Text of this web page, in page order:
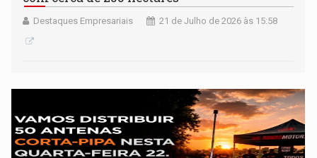
Destaques Empresariais 21 de Julho de 2026 às 15:58